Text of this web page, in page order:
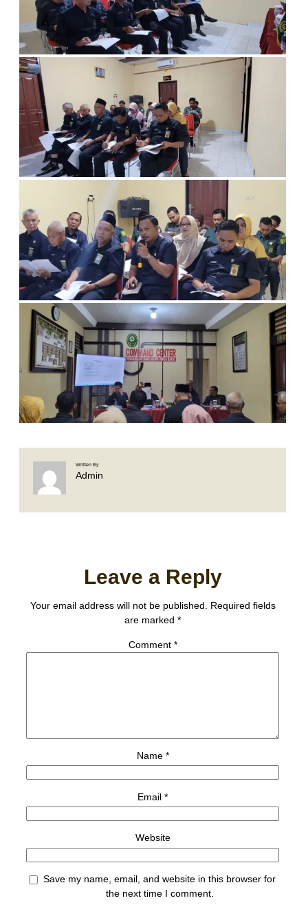
Written By
Admin
Leave a Reply
Your email address will not be published. Required fields
are marked *
Comment *
Name *
Email *
Website
Save my name, email, and website in this browser for
the next time I comment.